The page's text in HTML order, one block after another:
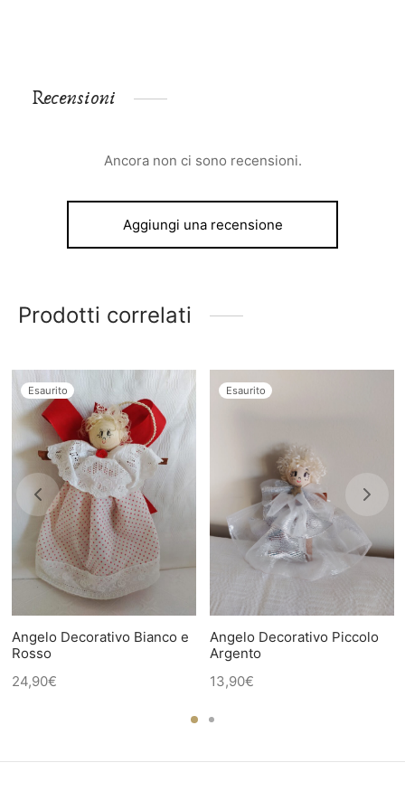
Recensioni
Ancora non ci sono recensioni.
Aggiungi una recensione
Prodotti correlati
Esaurito
Angelo Decorativo Bianco e
Rosso
24,90€
Esaurito
Angelo Decorativo Piccolo
Argento
13,90€